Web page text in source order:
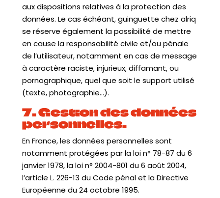
aux dispositions relatives à la protection des
données. Le cas échéant, guinguette chez alriq
se réserve également la possibilité de mettre
en cause la responsabilité civile et/ou pénale
de l’utilisateur, notamment en cas de message
à caractère raciste, injurieux, diffamant, ou
pornographique, quel que soit le support utilisé
(texte, photographie…).
7. Gestion des données
personnelles.
En France, les données personnelles sont
notamment protégées par la loi n° 78-87 du 6
janvier 1978, la loi n° 2004-801 du 6 août 2004,
l’article L. 226-13 du Code pénal et la Directive
Européenne du 24 octobre 1995.